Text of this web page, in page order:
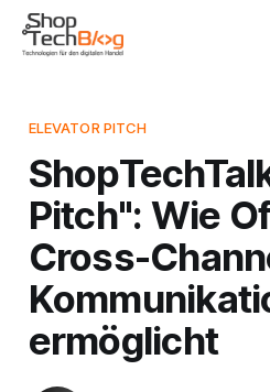
ELEVATOR PITCH
Pitch": Wie
Cross-
ermöglicht